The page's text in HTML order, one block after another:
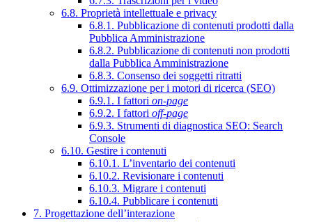
6.8. Proprietà intellettuale e privacy
6.8.1. Pubblicazione di contenuti prodotti dalla
Pubblica Amministrazione
6.8.2. Pubblicazione di contenuti non prodotti
dalla Pubblica Amministrazione
6.8.3. Consenso dei soggetti ritratti
6.9. Ottimizzazione per i motori di ricerca (SEO)
6.9.1. I fattori on-page
6.9.2. I fattori off-page
6.9.3. Strumenti di diagnostica SEO: Search
Console
6.10. Gestire i contenuti
6.10.1. L’inventario dei contenuti
6.10.2. Revisionare i contenuti
6.10.3. Migrare i contenuti
6.10.4. Pubblicare i contenuti
7. Progettazione dell’interazione